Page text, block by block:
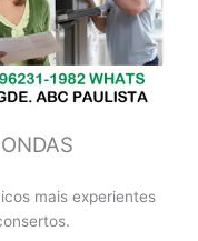
mais experientes